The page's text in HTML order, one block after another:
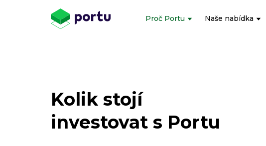
Proč Portu Naše nabídka
Kolik stojí
investovat s Portu